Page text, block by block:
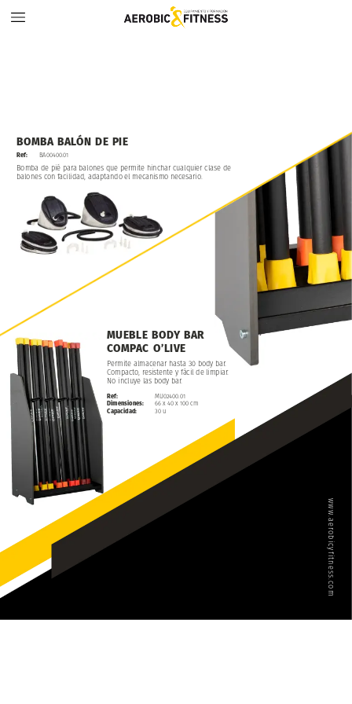
Permite almacenar hasta 30 body bar.
Compacto, resistente y fácil de limpiar.
No incluye las body bar.
MUEBLE BODY BAR
COMPAC O’LIVE
Ref:
Dimensiones:
Capacidad:
MU02400.01
66 x 40 x 100 cm
30 u
www.aerobicyfitness.com
Bomba de pié para balones que permite hinchar cualquier clase de
balones con facilidad, adaptando el mecanismo necesario.
BOMBA BALÓN DE PIE
Ref: BA00400.01